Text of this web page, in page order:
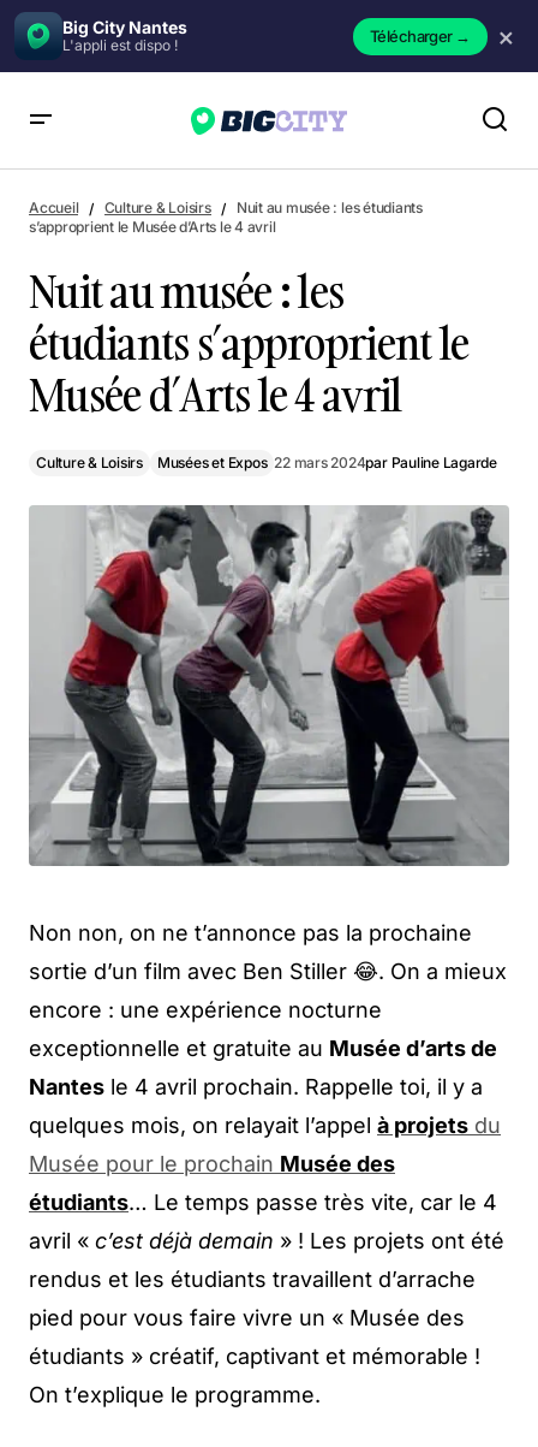
Big City Nantes
L'appli est dispo ! Télécharger→ ×
4 avril
Accueil Culture & Loisirs
Nuit au musée : les étudiants
s’approprient le Musée d’Arts le 4 avril
Nuit au musée : les
étudiants s’approprient le
Musée d’Arts le 4 avril
Culture & Loisirs Musées et Expos 22 mars 2024par Pauline Lagarde
Non non, on ne t’annonce pas la prochaine
sortie d’un film avec Ben Stiller 😂. On a mieux
encore : une expérience nocturne
exceptionnelle et gratuite au Musée d’arts de
Nantes le 4 avril prochain. Rappelle toi, il y a
quelques mois, on relayait l’appel à projets du
Musée pour le prochain Musée des
étudiants… Le temps passe très vite, car le 4
avril « c’est déjà demain » ! Les projets ont été
rendus et les étudiants travaillent d’arrache
pied pour vous faire vivre un « Musée des
étudiants » créatif, captivant et mémorable !
On t’explique le programme.